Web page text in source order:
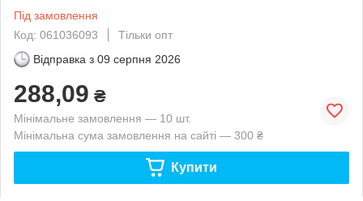
Під замовлення
Код: 061036093
Тільки опт
Відправка з 09 серпня 2026
288,09 ₴
Мінімальне замовлення — 10 шт.
Мінімальна сума замовлення на сайті — 300 ₴
Купити